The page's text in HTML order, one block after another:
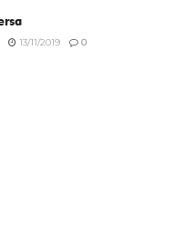
13/11/2019 0